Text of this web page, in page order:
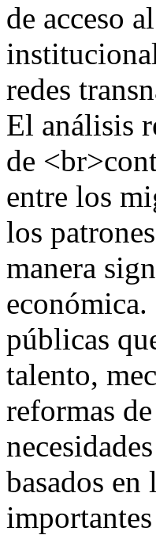
de acceso
redes
El análisis
de
entre los
los
manera
públicas
talento,
reformas
basados